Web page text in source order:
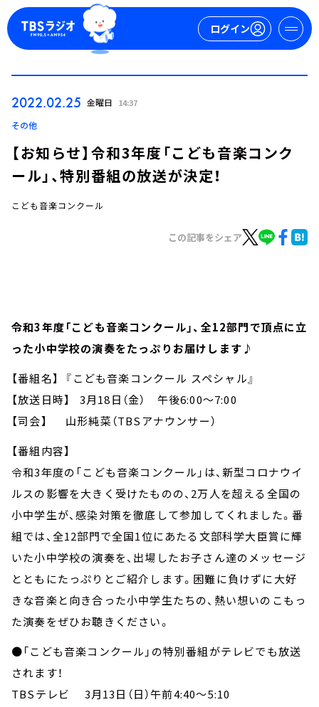
ログイン
お知らせ
イベント・グッズ
YouTube
会社情報
2022.02.25 金曜日 14:37
その他
【お知らせ】令和3年度「こども音楽コンク
ール」、特別番組の放送が決定！
こども音楽コンクール
この記事をシェア
令和3年度「こども音楽コンクール」、全12部門で頂点に立
った小中学校の演奏をたっぷりお届けします♪
【番組名】 『こども音楽コンクール スペシャル』
【放送日時】 3月18日（金） 午後6:00～7:00
【司会】 山形純菜（TBSアナウンサー）
【番組内容】
令和3年度の「こども音楽コンクール」は、新型コロナウイ
ルスの影響を大きく受けたものの、2万人を超える全国の
小中学生が、感染対策を徹底して参加してくれました。番
組では、全12部門で全国1位にあたる文部科学大臣賞に輝
いた小中学校の演奏を、出場したお子さん達のメッセージ
とともにたっぷりとご紹介します。困難に負けずに大好
きな音楽と向き合った小中学生たちの、熱い想いのこもっ
た演奏をぜひお聴きください。
●「こども音楽コンクール」の特別番組がテレビでも放送
されます！
TBSテレビ 3月13日（日）午前4:40～5:10